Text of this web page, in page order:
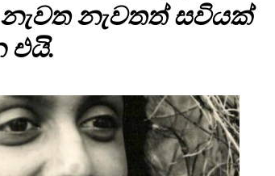
නැවතත් සවියක්
එයි.